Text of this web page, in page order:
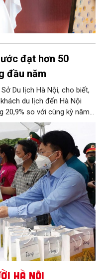
đạt hơn 50
đầu năm
Du lịch Hà Nội, cho biết,
du lịch đến Hà Nội
20,9% so với cùng kỳ năm
ước đạt 3,29 triệu lượt
2025; khách du lịch nội
18,7% so với cùng kỳ
ước đạt 50,86 nghìn tỷ
2025.
Hà Nội